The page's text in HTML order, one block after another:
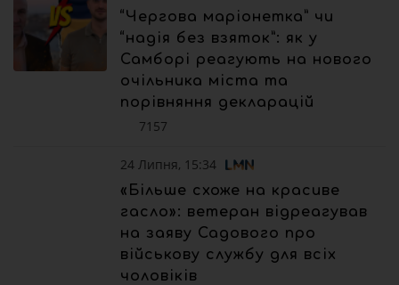
“Чергова маріонетка” чи
“надія без взяток”: як у
Самборі реагують на нового
очільника міста та
порівняння декларацій
7157
24 Липня, 15:34
«Більше схоже на красиве
гасло»: ветеран відреагував
на заяву Садового про
військову службу для всіх
чоловіків